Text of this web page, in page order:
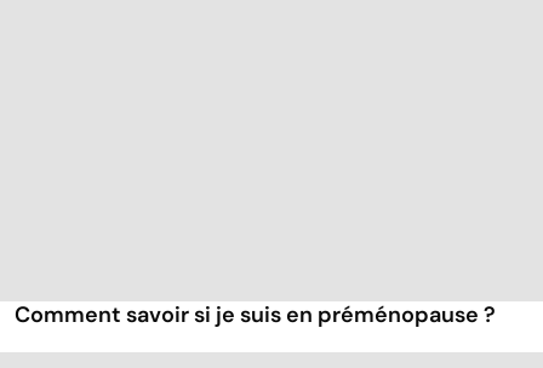
Comment savoir si je suis en préménopause ?